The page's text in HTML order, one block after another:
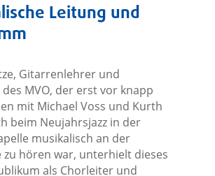
Leitung und
Gitarrenlehrer und
MVO, der erst vor knapp
mit Michael Voss und Kurth
beim Neujahrsjazz in der
musikalisch an der
zu hören war, unterhielt dieses
als Chorleiter und